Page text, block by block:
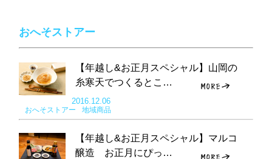
おへそストアー
【年越し&お正月スペシャル】山岡の
糸寒天でつくるとこ…
2016.12.06
おへそストアー 地域商品
【年越し&お正月スペシャル】マルコ
醸造 お正月にぴっ…